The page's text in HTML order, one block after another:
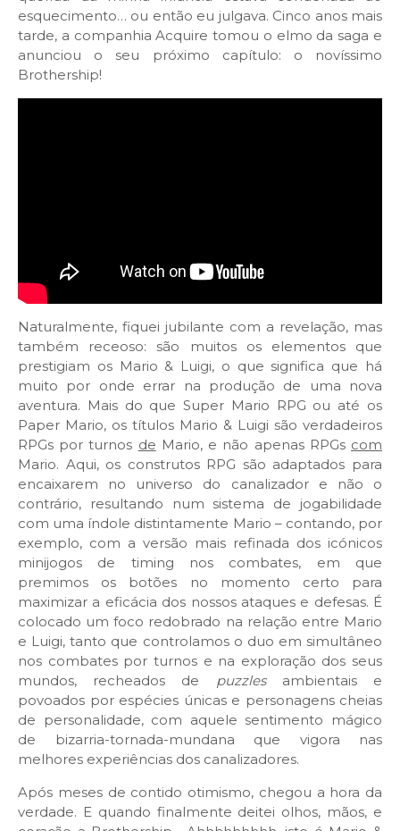
esquecimento… ou então eu julgava. Cinco anos mais
tarde, a companhia Acquire tomou o elmo da saga e
anunciou o seu próximo capítulo: o novíssimo
Brothership!
Naturalmente, fiquei jubilante com a revelação, mas
também receoso: são muitos os elementos que
prestigiam os Mario & Luigi, o que significa que há
muito por onde errar na produção de uma nova
aventura. Mais do que Super Mario RPG ou até os
Paper Mario, os títulos Mario & Luigi são verdadeiros
RPGs por turnos de Mario, e não apenas RPGs com
Mario. Aqui, os construtos RPG são adaptados para
encaixarem no universo do canalizador e não o
contrário, resultando num sistema de jogabilidade
com uma índole distintamente Mario – contando, por
exemplo, com a versão mais refinada dos icónicos
minijogos de timing nos combates, em que
premimos os botões no momento certo para
maximizar a eficácia dos nossos ataques e defesas. É
colocado um foco redobrado na relação entre Mario
e Luigi, tanto que controlamos o duo em simultâneo
nos combates por turnos e na exploração dos seus
mundos, recheados de puzzles ambientais e
povoados por espécies únicas e personagens cheias
de personalidade, com aquele sentimento mágico
de bizarria-tornada-mundana que vigora nas
melhores experiências dos canalizadores.
Após meses de contido otimismo, chegou a hora da
verdade. E quando finalmente deitei olhos, mãos, e